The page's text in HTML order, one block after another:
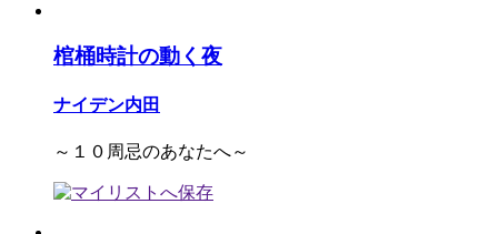
棺桶時計の動く夜
ナイデン内田
～１０周忌のあなたへ～